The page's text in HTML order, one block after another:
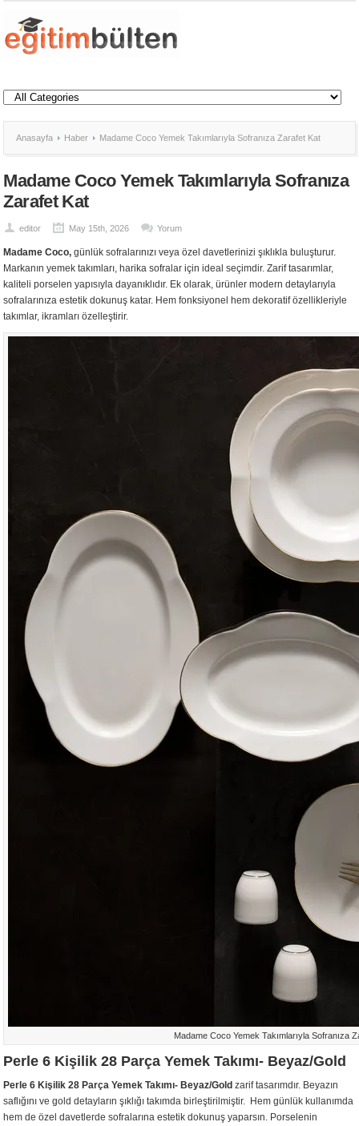
Anasayfa Haber Madame Coco Yemek Takımlarıyla Sofranıza Zarafet Kat
Madame Coco Yemek Takımlarıyla Sofranıza
Zarafet Kat
editor May 15th, 2026 Yorum
Madame Coco,günlük sofralarınızı veya özel davetlerinizi şıklıkla buluşturur.
Markanın yemek takımları, harika sofralar için ideal seçimdir. Zarif tasarımlar,
kaliteli porselen yapısıyla dayanıklıdır. Ek olarak, ürünler modern detaylarıyla
sofralarınıza estetik dokunuş katar. Hem fonksiyonel hem dekoratif özellikleriyle
takımlar, ikramları özelleştirir.
Madame Coco Yemek Takımlarıyla Sofranıza
Perle 6 Kişilik 28 Parça Yemek Takımı- Beyaz/Gold
Perle 6 Kişilik 28 Parça Yemek Takımı- Beyaz/Goldzarif tasarımdır. Beyazın
saflığını ve gold detayların şıklığı takımda birleştirilmiştir. Hem günlük kullanımda
hem de özel davetlerde sofralarına estetik dokunuş yaparsın. Porselenin